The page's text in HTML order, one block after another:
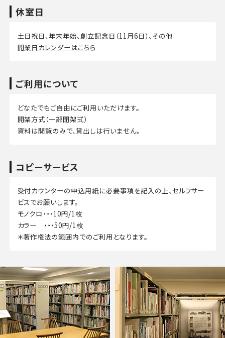
休室日
土日祝日、年末年始、創立記念日（11月6日）、その他
開業日カレンダーはこちら
ご利用について
どなたでもご自由にご利用いただけます。
開架方式（一部閉架式）
資料は閲覧のみで、貸出しは行いません。
コピーサービス
受付カウンターの申込用紙に必要事項を記入の上、セルフサー
ビスでお願いします。
モノクロ・・・10円/1枚
カラー ・・・50円/1枚
＊著作権法の範囲内でのご利用となります。